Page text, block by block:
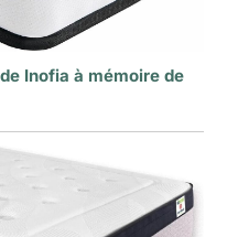
Inofia à mémoire de